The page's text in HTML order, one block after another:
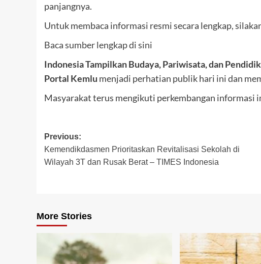
panjangnya.
Untuk membaca informasi resmi secara lengkap,
Baca sumber lengkap di sini
Indonesia Tampilkan Budaya, Pariwisata, dan
Portal Kemlu menjadi perhatian publik hari ini dan
Masyarakat terus mengikuti perkembangan informasi
Post
navigation
Previous:
Kemendikdasmen Prioritaskan Revitalisasi Sekolah di
Wilayah 3T dan Rusak Berat – TIMES Indonesia
More Stories